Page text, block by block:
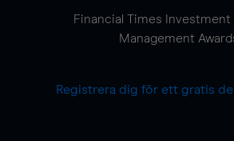
Financial Times Investment
Management
Registrera dig för ett gratis